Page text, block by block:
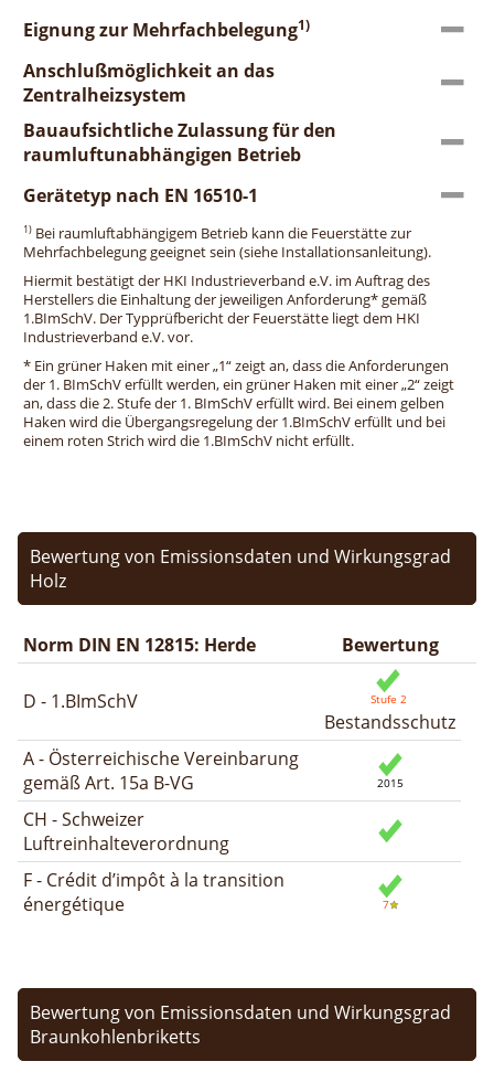
Eignung zur Mehrfachbelegung1)
Anschlußmöglichkeit an das
Zentralheizsystem
Bauaufsichtliche Zulassung für den
raumluftunabhängigen Betrieb
Gerätetyp nach EN 16510-1
1) Bei raumluftabhängigem Betrieb kann die Feuerstätte zur
Mehrfachbelegung geeignet sein (siehe Installationsanleitung).
Hiermit bestätigt der HKI Industrieverband e.V. im Auftrag des
Herstellers die Einhaltung der jeweiligen Anforderung* gemäß
1.BImSchV. Der Typprüfbericht der Feuerstätte liegt dem HKI
Industrieverband e.V. vor.
* Ein grüner Haken mit einer „1“ zeigt an, dass die Anforderungen
der 1. BImSchV erfüllt werden, ein grüner Haken mit einer „2“ zeigt
an, dass die 2. Stufe der 1. BImSchV erfüllt wird. Bei einem gelben
Haken wird die Übergangsregelung der 1.BImSchV erfüllt und bei
einem roten Strich wird die 1.BImSchV nicht erfüllt.
Bewertung von Emissionsdaten und Wirkungsgrad
Holz
Norm DIN EN 12815: Herde Bewertung
D - 1.BImSchV
Bestandsschutz
A - Österreichische Vereinbarung
gemäß Art. 15a B-VG
CH - Schweizer
Luftreinhalteverordnung
F - Crédit d’impôt à la transition
énergétique
Bewertung von Emissionsdaten und Wirkungsgrad
Braunkohlenbriketts